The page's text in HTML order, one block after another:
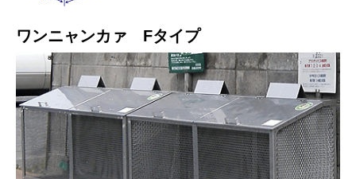
ワンニャンカァ Fタイプ